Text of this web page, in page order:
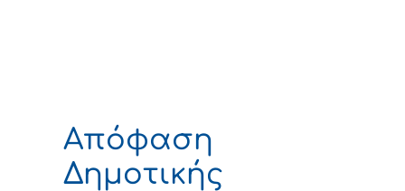
Απόφαση
Δημοτικής